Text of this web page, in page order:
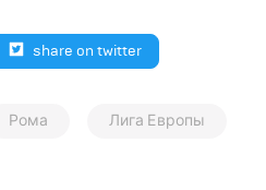
share on twitter
Рома
Лига Европы